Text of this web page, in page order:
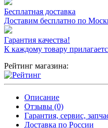
Бесплатная доставка
Доставим бесплатно по
Гарантия качества!
К каждому товару
Рейтинг магазина:
Описание
Отзывы (0)
Гарантия, сервис,
Доставка по России